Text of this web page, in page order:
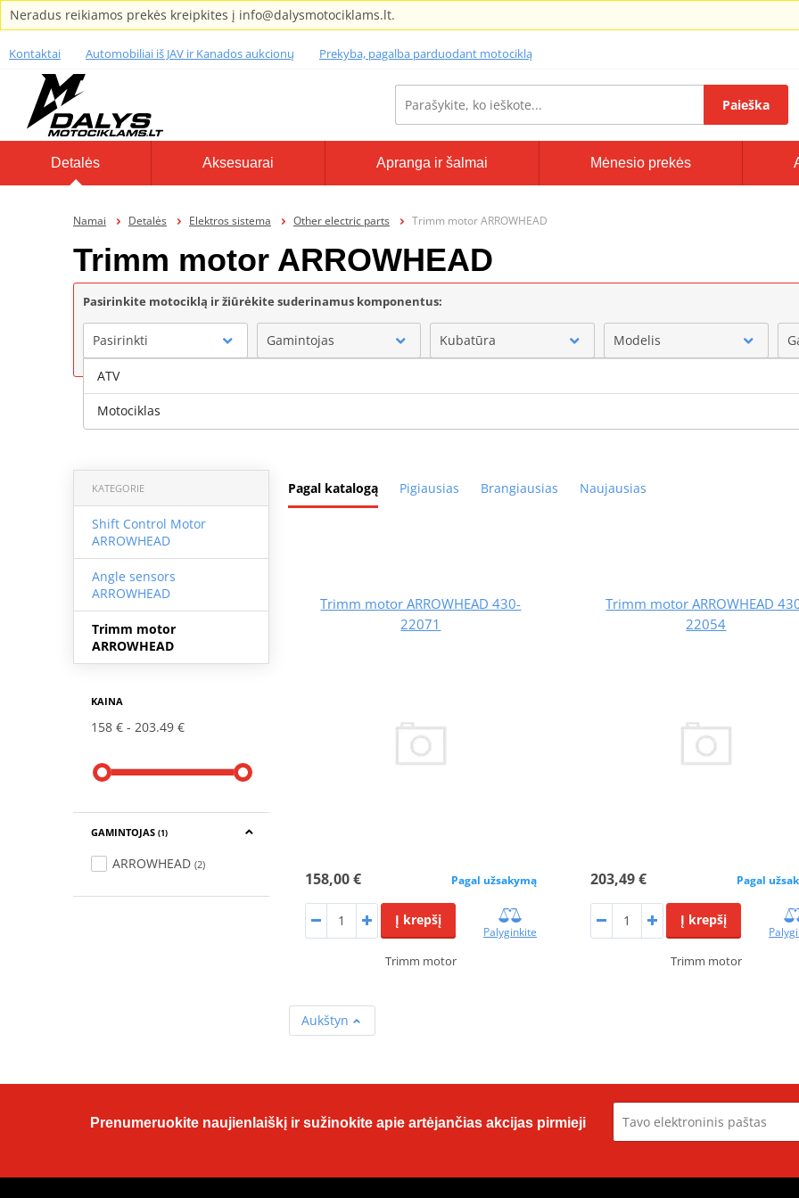
Neradus reikiamos prekės kreipkites į info@dalysmotociklams.lt.
Kontaktai Automobiliai iš JAV ir Kanados aukcionų Prekyba, pagalba parduodant motociklą
Paieška
Detalės Aksesuarai Apranga ir šalmai Mėnesio prekės
Namai Detalės Elektros sistema Other electric parts Trimm motor ARROWHEAD
Trimm motor ARROWHEAD
Pasirinkite motociklą ir žiūrėkite suderinamus komponentus:
Pasirinkti Gamintojas Kubatūra Modelis
Pagal katalogą Pigiausias Brangiausias Naujausias
KATEGORIE
Shift Control Motor
ARROWHEAD
Angle sensors
ARROWHEAD
Trimm motor
ARROWHEAD
KAINA
158 € 203.49 €
GAMINTOJAS (1)
ARROWHEAD (2)
Trimm motor ARROWHEAD 430-
22071
158,00 € Pagal užsakymą
Į krepšį
Palyginkite
Trimm motor
Trimm motor ARROWHEAD
22054
203,49 € Pagal
Į krepšį
Trimm motor
Aukštyn
Prenumeruokite naujienlaiškį ir sužinokite apie artėjančias akcijas pirmieji
ATV
Motociklas